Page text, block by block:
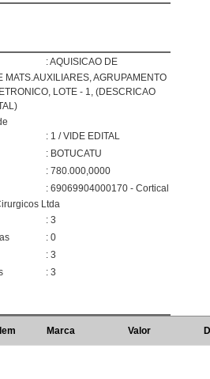
: AQUISICAO DE
MATS.AUXILIARES, AGRUPAMENTO
LOTE - 1, (DESCRICAO
: 1 / VIDE EDITAL
: BOTUCATU
: 780.000,0000
: 69069904000170 - Cortical
Ltda
: 3
: 0
: 3
: 3
Marca Valor